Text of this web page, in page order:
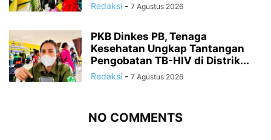
Redaksi - 7 Agustus 2026
PKB Dinkes PB, Tenaga
Kesehatan Ungkap Tantangan
Pengobatan TB-HIV di Distrik...
Redaksi - 7 Agustus 2026
NO COMMENTS